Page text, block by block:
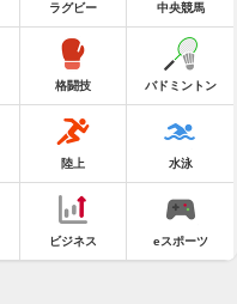
ラグビー 中央競馬
格闘技 バドミントン
陸上 水泳
ビジネス eスポーツ